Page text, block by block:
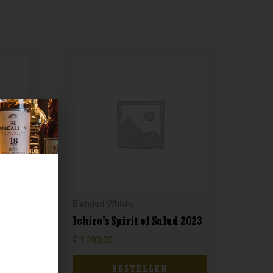
Ichiro’s Spirit of Salud 2023
€ 1.200,00
BESTELLEN